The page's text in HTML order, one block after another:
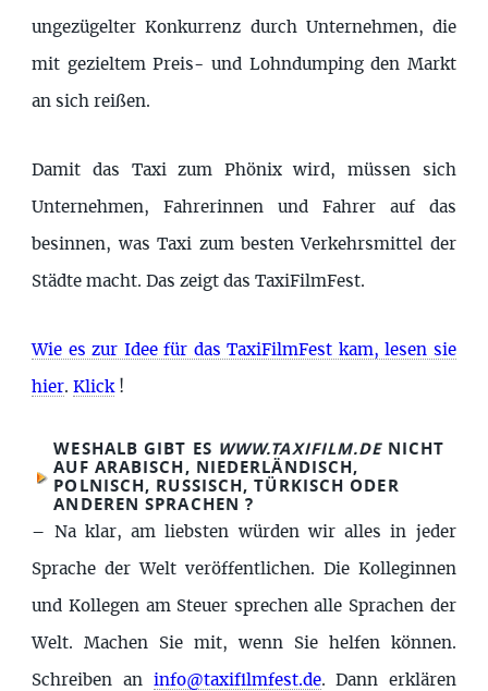
ungezügelter Konkurrenz durch Unternehmen, die
mit gezieltem Preis- und Lohndumping den Markt
an sich reißen.
Damit das Taxi zum Phönix wird, müssen sich
Unternehmen, Fahrerinnen und Fahrer auf das
besinnen, was Taxi zum besten Verkehrsmittel der
Städte macht. Das zeigt das TaxiFilmFest.
Wie es zur Idee für das TaxiFilmFest kam, lesen sie
hier.Klick!
WESHALB GIBT ES WWW.TAXIFILM.DENICHT
AUF ARABISCH, NIEDERLÄNDISCH,
POLNISCH, RUSSISCH, TÜRKISCH ODER
ANDEREN SPRACHEN ?
– Na klar, am liebsten würden wir alles in jeder
Sprache der Welt veröffentlichen. Die Kolleginnen
und Kollegen am Steuer sprechen alle Sprachen der
Welt. Machen Sie mit, wenn Sie helfen können.
Schreiben an info@taxifilmfest.de. Dann erklären